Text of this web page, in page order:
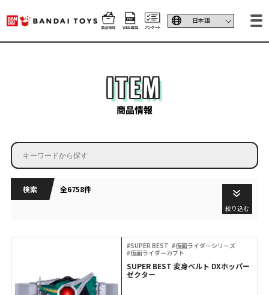
ITEM
商品情報
検索 全6758件
絞り込む
#SUPER BEST #仮面ライダーシリーズ
#仮面ライダーカブト
SUPER BEST 変身ベルト DXホッパー
ゼクター